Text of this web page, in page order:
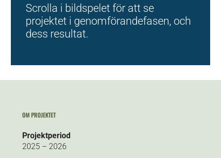
Scrolla i bildspelet för att se
projektet i genomförandefasen, och
dess resultat.
OM PROJEKTET
Projektperiod
2025 – 2026